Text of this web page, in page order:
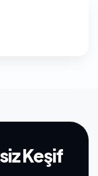
Keşif